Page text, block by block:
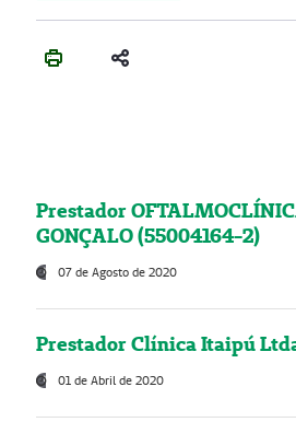
Prestador
GONÇALO (55004164-2)
07 de Agosto de 2020
Prestador Clínica Itaipú
01 de Abril de 2020